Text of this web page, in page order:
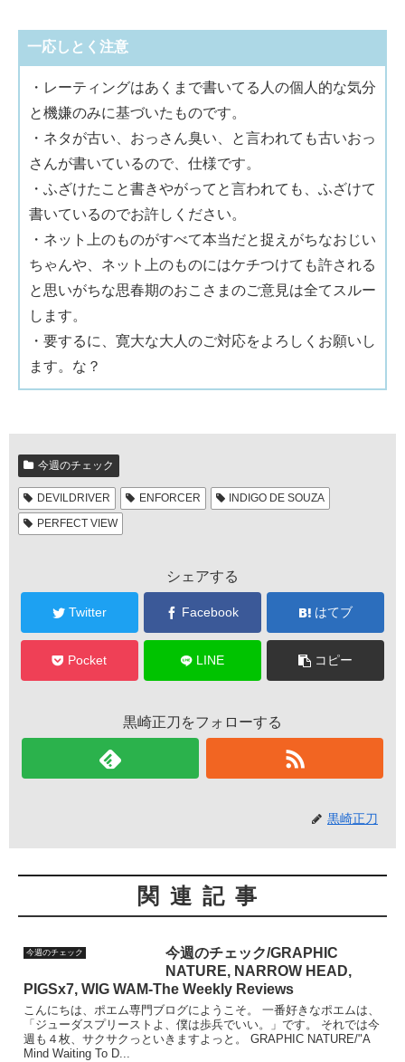
一応しとく注意
・レーティングはあくまで書いてる人の個人的な気分
と機嫌のみに基づいたものです。
・ネタが古い、おっさん臭い、と言われても古いおっ
さんが書いているので、仕様です。
・ふざけたこと書きやがってと言われても、ふざけて
書いているのでお許しください。
・ネット上のものがすべて本当だと捉えがちなおじい
ちゃんや、ネット上のものにはケチつけても許される
と思いがちな思春期のおこさまのご意見は全てスルー
します。
・要するに、寛大な大人のご対応をよろしくお願いし
ます。な？
今週のチェック
DEVILDRIVER ENFORCER
INDIGO DE SOUZA
PERFECT VIEW
シェアする
Twitter Facebook はてブ
Pocket LINE コピー
黒崎正刀をフォローする
黒崎正刀
関連記事
今週のチェック
今週のチェック/GRAPHIC
NATURE, NARROW HEAD,
PIGSx7, WIG WAM-The Weekly Reviews
こんにちは、ポエム専門ブログにようこそ。 一番好きなポエムは、
「ジューダスプリーストよ、僕は歩兵でいい。」です。 それでは今
週も４枚、サクサクっといきますよっと。 GRAPHIC NATURE/"A
Mind Waiting To D...